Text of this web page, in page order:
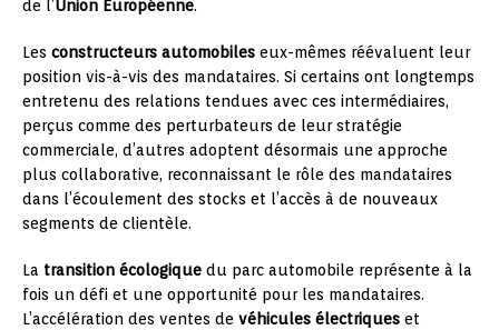
de l’Union Européenne.
Les constructeurs automobiles eux-mêmes réévaluent leur
position vis-à-vis des mandataires. Si certains ont longtemps
entretenu des relations tendues avec ces intermédiaires,
perçus comme des perturbateurs de leur stratégie
commerciale, d’autres adoptent désormais une approche
plus collaborative, reconnaissant le rôle des mandataires
dans l’écoulement des stocks et l’accès à de nouveaux
segments de clientèle.
La transition écologique du parc automobile représente à la
fois un défi et une opportunité pour les mandataires.
L’accélération des ventes de véhicules électriques et